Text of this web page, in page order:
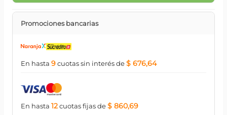
Promociones bancarias
En hasta 9cuotassin interésde$ 676,64
En hasta 12cuotasfijasde$ 860,69